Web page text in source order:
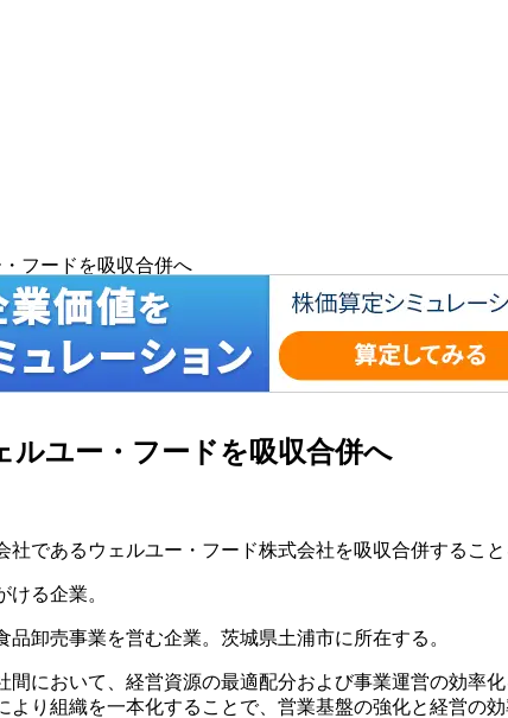
フードを吸収合併へ
ルユー・フードを吸収合併へ
社であるウェルユー・フード株式会社を吸収合併すること
る企業。
卸売事業を営む企業。茨城県土浦市に所在する。
間において、経営資源の最適配分および事業運営の効
り組織を一本化することで、営業基盤の強化と経営の効